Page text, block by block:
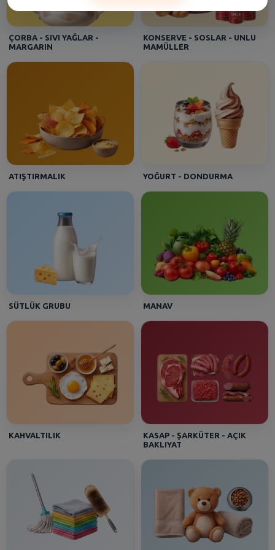
Gülten - [ESENLER]
Bağcı Zeytin Yağlı Siyah 1400 Gr (351-4102Xs-3Xs)
Aydan - [BANDIRMA MERKEZ]
Sütaş Yoğurt Kaymaksız 600 Gr
ÇORBA - SIVI YAĞLAR -
MARGARIN
KONSERVE - SOSLAR - UNLU
MAMÜLLER
ATIŞTIRMALIK YOĞURT - DONDURMA
SÜTLÜK GRUBU MANAV
KAHVALTILIK
KASAP - ŞARKÜTER - AÇIK
BAKLIYAT